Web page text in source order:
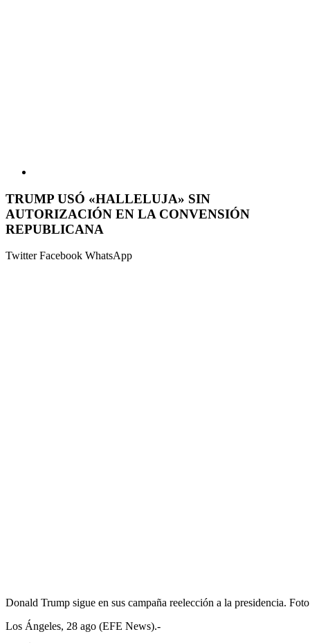
TRUMP USÓ «HALLELUJA» SIN
AUTORIZACIÓN EN LA CONVENSIÓN
REPUBLICANA
TwitterFacebook WhatsApp
Donald Trump sigue en sus campaña reelección a la presidencia.
Los Ángeles, 28 ago (EFE News).-